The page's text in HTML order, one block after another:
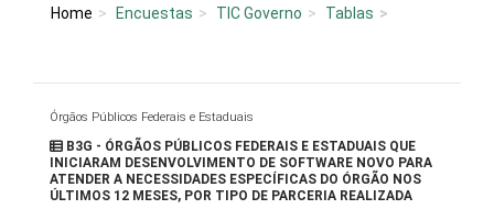
Home Encuestas TIC Governo Tablas
Órgãos Públicos Federais e Estaduais
B3G - ÓRGÃOS PÚBLICOS FEDERAIS E ESTADUAIS QUE
INICIARAM DESENVOLVIMENTO DE SOFTWARE NOVO PARA
ATENDER A NECESSIDADES ESPECÍFICAS DO ÓRGÃO NOS
ÚLTIMOS 12 MESES, POR TIPO DE PARCERIA REALIZADA